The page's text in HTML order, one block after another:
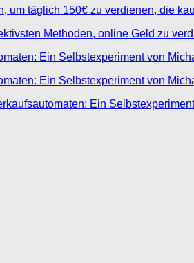
um täglich 150€ zu verdienen, die
Methoden, online Geld zu
Ein Selbstexperiment von
Ein Selbstexperiment von
Ein